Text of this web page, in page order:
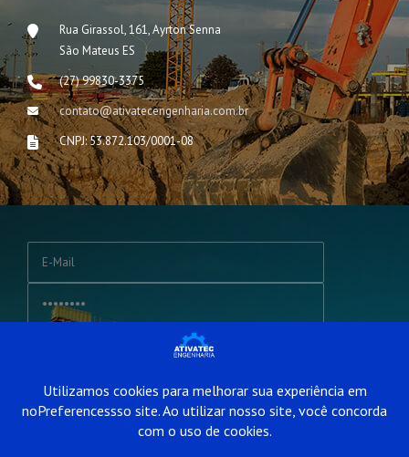
Rua Girassol, 161, Ayrton Senna
São Mateus ES
(27) 99830-3375
contato@ativatecengenharia.com.br
CNPJ: 53.872.103/0001-08